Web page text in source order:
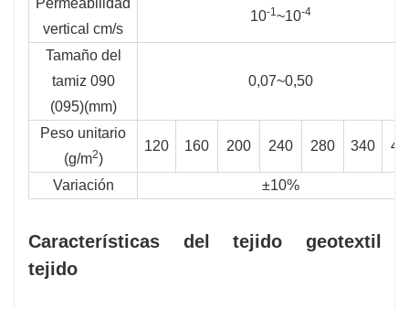
vertical cm/s
10-1 ~10-4
Tamaño del
tamiz 090
(095)(mm)
0,07~0,50
Peso unitario
(g/m2)
120 160 200 240 280 340
Variación ±10%
Características del tejido geotextil
tejido